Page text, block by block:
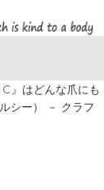
』はどんな爪にも
シー） － クラフ